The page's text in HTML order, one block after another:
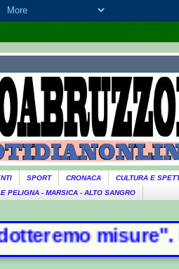
SPORT CRONACA
CULTURA E
PELIGNA - MARSICA - ALTO SANGRO